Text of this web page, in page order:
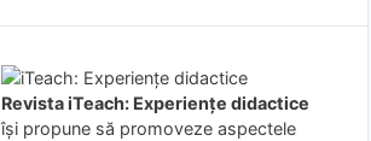
Revista iTeach: Experienţe didactice
îşi propune să promoveze aspectele